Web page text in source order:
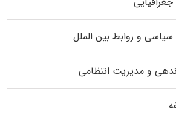
و روابط بین الملل
و مدیریت انتظامی